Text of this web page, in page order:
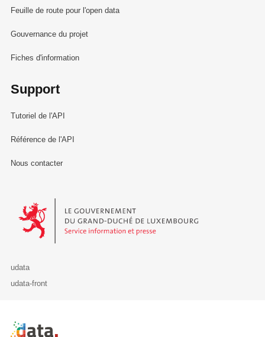
Feuille de route pour l'open data
Gouvernance du projet
Fiches d'information
Support
Tutoriel de l'API
Référence de l'API
Nous contacter
Le Gouvernement du Grand-Duché de Luxembourg - Service
udata
udata-front
Retour à l'accueil de data.public.lu